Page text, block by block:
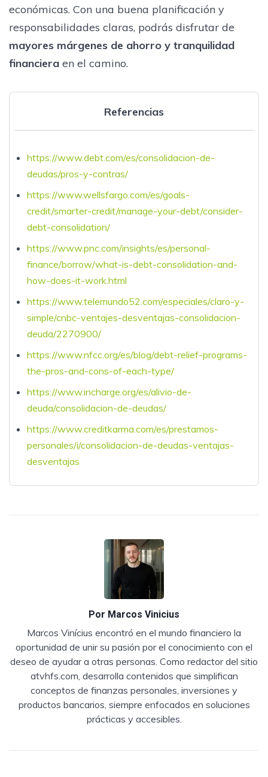
económicas. Con una buena planificación y
responsabilidades claras, podrás disfrutar de
mayores márgenes de ahorro y tranquilidad
financiera en el camino.
Referencias
https://www.debt.com/es/consolidacion-de-
deudas/pros-y-contras/
https://www.wellsfargo.com/es/goals-
credit/smarter-credit/manage-your-debt/consider-
debt-consolidation/
https://www.pnc.com/insights/es/personal-
finance/borrow/what-is-debt-consolidation-and-
how-does-it-work.html
https://www.telemundo52.com/especiales/claro-y-
simple/cnbc-ventajes-desventajas-consolidacion-
deuda/2270900/
https://www.nfcc.org/es/blog/debt-relief-programs-
the-pros-and-cons-of-each-type/
https://www.incharge.org/es/alivio-de-
deuda/consolidacion-de-deudas/
https://www.creditkarma.com/es/prestamos-
personales/i/consolidacion-de-deudas-ventajas-
desventajas
Por Marcos Vinicius
Marcos Vinícius encontró en el mundo financiero la
oportunidad de unir su pasión por el conocimiento con el
deseo de ayudar a otras personas. Como redactor del sitio
atvhfs.com, desarrolla contenidos que simplifican
conceptos de finanzas personales, inversiones y
productos bancarios, siempre enfocados en soluciones
prácticas y accesibles.